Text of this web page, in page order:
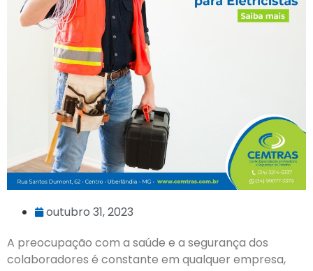
outubro 31, 2023
A preocupação com a saúde e a segurança dos
colaboradores é constante em qualquer empresa,